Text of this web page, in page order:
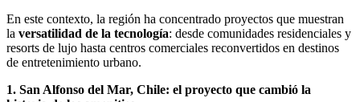
En este contexto, la región ha concentrado proyectos que muestran
la versatilidad de la tecnología: desde comunidades residenciales y
resorts de lujo hasta centros comerciales reconvertidos en destinos
de entretenimiento urbano.
1. San Alfonso del Mar, Chile: el proyecto que cambió la